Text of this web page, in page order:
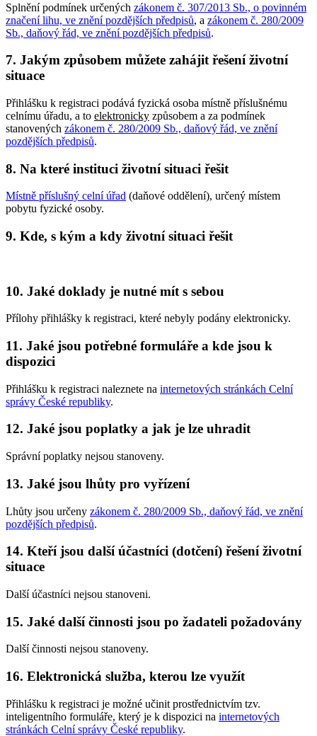
Splnění podmínek určených zákonem č. 307/2013 Sb., o povinném
značení lihu, ve znění pozdějších předpisů, a zákonem č. 280/2009
Sb., daňový řád, ve znění pozdějších předpisů.
7. Jakým způsobem můžete zahájit řešení životní
situace
Přihlášku k registraci podává fyzická osoba místně příslušnému
celnímu úřadu, a to elektronicky způsobem a za podmínek
stanovených zákonem č. 280/2009 Sb., daňový řád, ve znění
pozdějších předpisů.
8. Na které instituci životní situaci řešit
Místně příslušný celní úřad (daňové oddělení), určený místem
pobytu fyzické osoby.
9. Kde, s kým a kdy životní situaci řešit
10. Jaké doklady je nutné mít s sebou
Přílohy přihlášky k registraci, které nebyly podány elektronicky.
11. Jaké jsou potřebné formuláře a kde jsou k
dispozici
Přihlášku k registraci naleznete na internetových stránkách Celní
správy České republiky.
12. Jaké jsou poplatky a jak je lze uhradit
Správní poplatky nejsou stanoveny.
13. Jaké jsou lhůty pro vyřízení
Lhůty jsou určeny zákonem č. 280/2009 Sb., daňový řád, ve znění
pozdějších předpisů.
14. Kteří jsou další účastníci (dotčení) řešení životní
situace
Další účastníci nejsou stanoveni.
15. Jaké další činnosti jsou po žadateli požadovány
Další činnosti nejsou stanoveny.
16. Elektronická služba, kterou lze využít
Přihlášku k registraci je možné učinit prostřednictvím tzv.
inteligentního formuláře, který je k dispozici na internetových
stránkách Celní správy České republiky.